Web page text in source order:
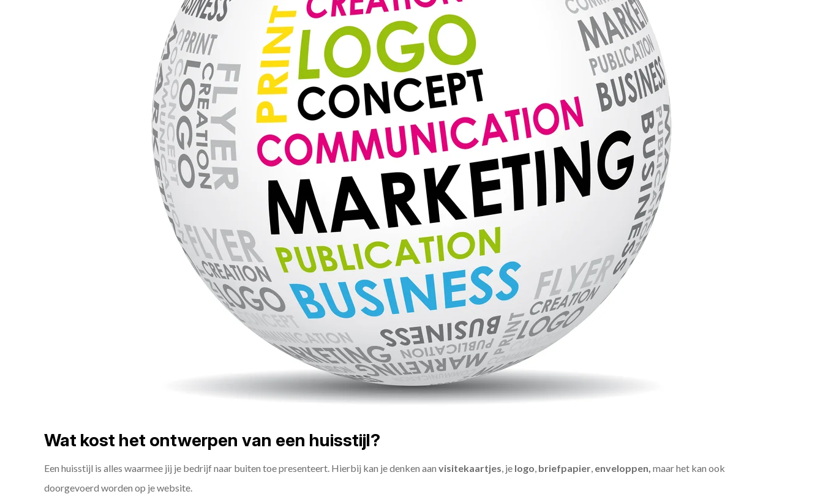
Wat kost het ontwerpen van een huisstijl?
Een huisstijl is alles waarmee jij je bedrijf naar buiten toe presenteert. Hierbij kan je denken aan visitekaartjes, je logo, briefpapier, enveloppen, maar het kan ook
doorgevoerd worden op je website.